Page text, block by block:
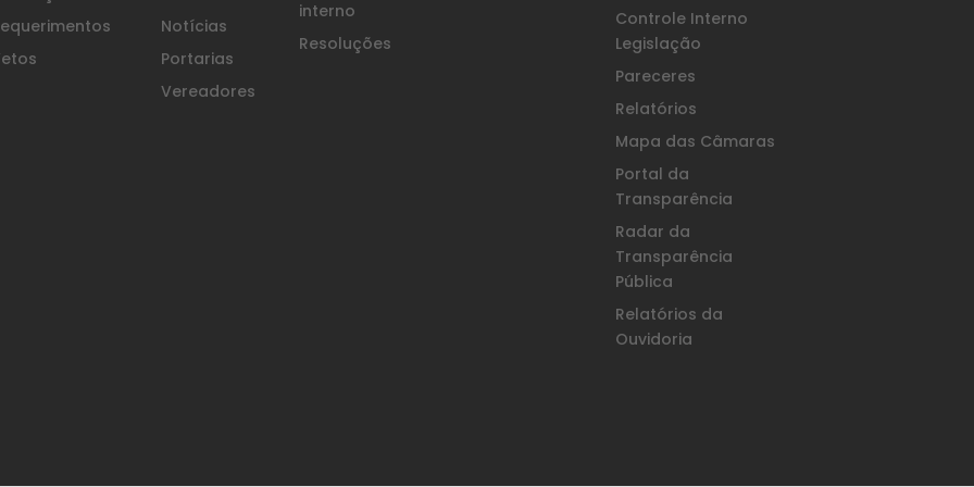
Notícias
Portarias
Vereadores
interno
Resoluções
Controle Interno
Legislação
Pareceres
Relatórios
Mapa das Câmaras
Portal da
Transparência
Radar da
Transparência
Pública
Relatórios da
Ouvidoria